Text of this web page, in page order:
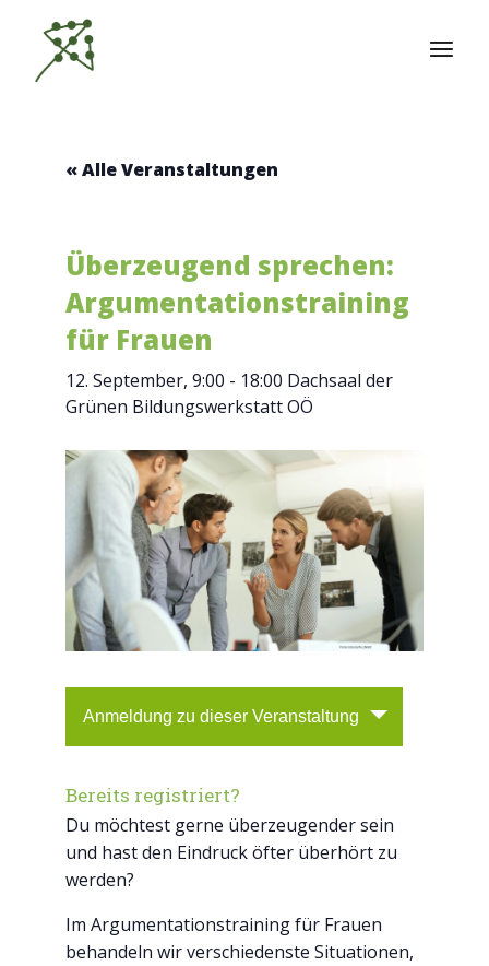
Inhalt
springen
« Alle Veranstaltungen
Überzeugend sprechen:
Argumentationstraining
für Frauen
12. September, 9:00 - 18:00 Dachsaal der
Grünen Bildungswerkstatt OÖ
Anmeldung zu dieser Veranstaltung
Bereits registriert?
Du möchtest gerne überzeugender sein
und hast den Eindruck öfter überhört zu
werden?
Im Argumentationstraining für Frauen
behandeln wir verschiedenste Situationen,